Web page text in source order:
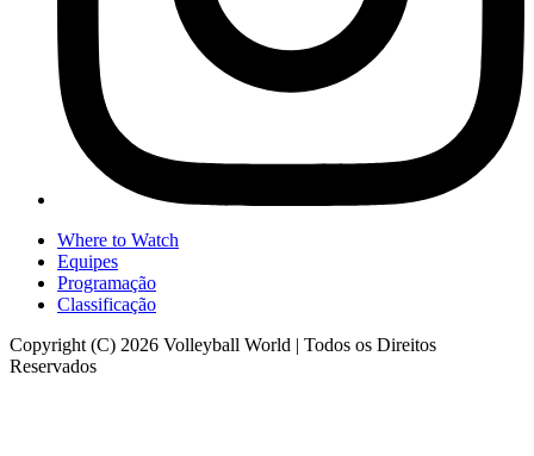
Where to Watch
Equipes
Programação
Classificação
Copyright (C) 2026 Volleyball World | Todos os Direitos
Reservados